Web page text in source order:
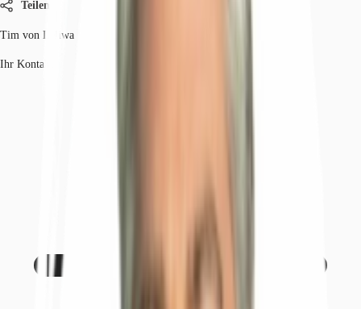
Teilen
Tim von Leliwa
Ihr Kontakt